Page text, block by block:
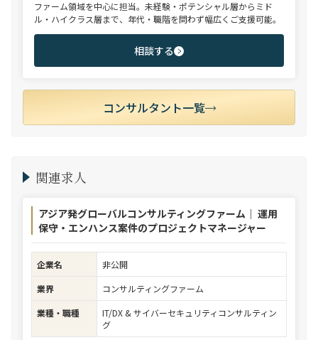
ファーム領域を中心に担当。未経験・ポテンシャル層からミド
ル・ハイクラス層まで、年代・職階を問わず幅広くご支援可能。
相談する
コンサルタント一覧
関連求人
アジア発グローバルコンサルティングファーム｜ 運用
保守・エンハンス案件のプロジェクトマネージャー
企業名
非公開
業界
コンサルティングファーム
業種・職種
IT/DX & サイバーセキュリティコンサルティン
グ